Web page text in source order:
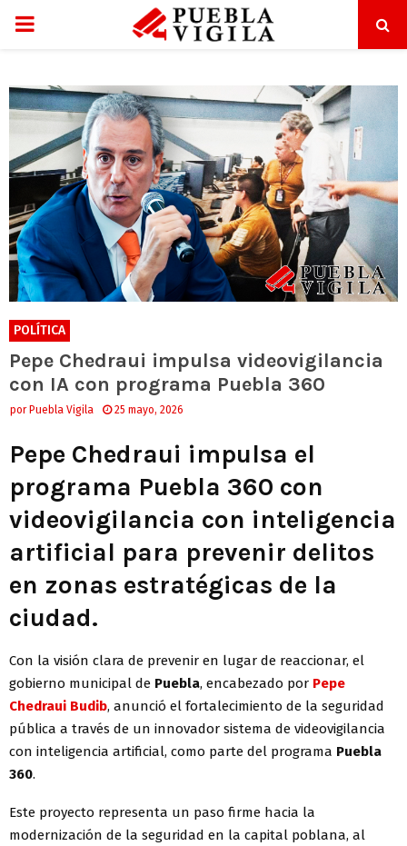
P
I
M
A
R
Y
M
E
N
U
POLÍTICA
Pepe Chedraui impulsa videovigilancia
con IA con programa Puebla 360
porPuebla Vigila 25 mayo, 2026
Pepe Chedraui impulsa el
programa Puebla 360 con
videovigilancia con inteligencia
artificial para prevenir delitos
en zonas estratégicas de la
ciudad.
Con la visión clara de prevenir en lugar de reaccionar, el
gobierno municipal de Puebla, encabezado por Pepe
Chedraui Budib, anunció el fortalecimiento de la seguridad
pública a través de un innovador sistema de videovigilancia
con inteligencia artificial, como parte del programa Puebla
360.
Este proyecto representa un paso firme hacia la
modernización de la seguridad en la capital poblana, al